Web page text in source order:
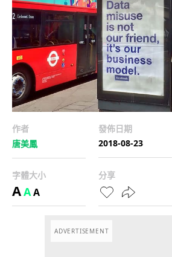
作者
唐美鳳
發佈日期
2018-08-23
字體大小
AAA
分享
ADVERTISEMENT